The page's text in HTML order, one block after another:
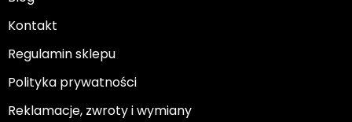
Kontakt
Regulamin sklepu
Polityka prywatności
Reklamacje, zwroty i wymiany